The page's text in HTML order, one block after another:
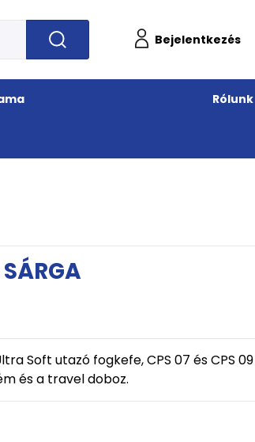
Bejelentkezés
Rólunk
Soft utazó fogkefe, CPS 07 és CPS
és a travel doboz.